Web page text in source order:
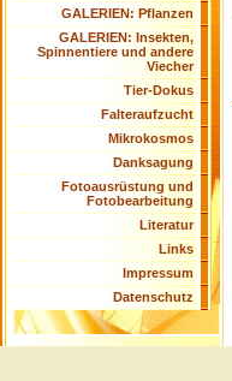
GALERIEN: Pflanzen
GALERIEN: Insekten,
Spinnentiere und andere
Viecher
Tier-Dokus
Falteraufzucht
Mikrokosmos
Danksagung
Fotoausrüstung und
Fotobearbeitung
Literatur
Links
Impressum
Datenschutz